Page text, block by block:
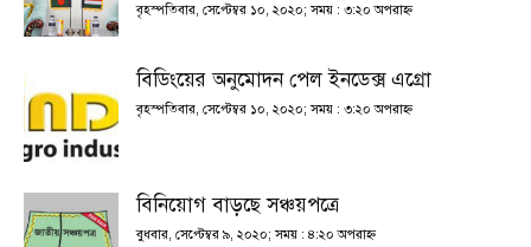
বৃহস্পতিবার, সেপ্টেম্বর ১০, ২০২০; সময় : ৩:২০ অপরাহ্ণ
বিডিংয়ের অনুমোদন পেল ইনডেক্স এগ্রো
বৃহস্পতিবার, সেপ্টেম্বর ১০, ২০২০; সময় : ৩:২০ অপরাহ্ণ
বিনিয়োগ বাড়ছে সঞ্চয়পত্রে
বুধবার, সেপ্টেম্বর ৯, ২০২০; সময় : ৪:২০ অপরাহ্ণ